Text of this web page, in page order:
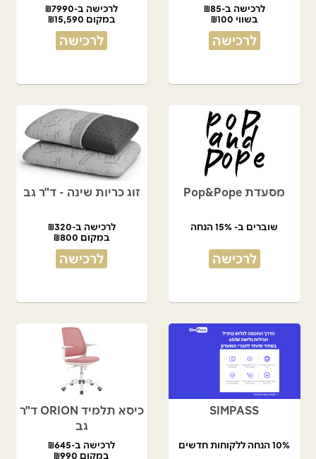
לרכישה ב-₪85
בשווי ₪100
לרכישה
לרכישה ב-₪7990
במקום ₪15,590
לרכישה
מסעדת Pop&Pope
שוברים ב- 15% הנחה
לרכישה
זוג כריות שינה - ד"ר גב
לרכישה ב-₪320
במקום ₪800
לרכישה
SIMPASS
10% הנחה ללקוחות חדשים
כיסא תלמיד ORION ד"ר
גב
לרכישה ב-₪645
במקום ₪990